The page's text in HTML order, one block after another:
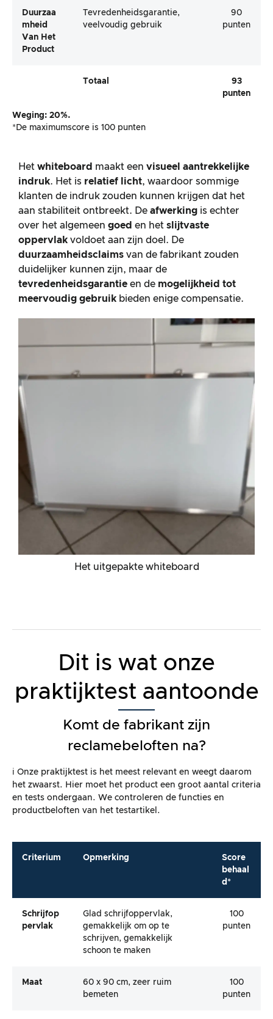
Duurzaa
Mheid
Van Het
Product
Tevredenheidsgarantie,
veelvoudig gebruik
90
punten
Totaal
93
punten
Weging: 20%.
*De maximumscore is 100 punten
Het uitgepakte whiteboard
Het whiteboard maakt een visueel aantrekkelijke
indruk. Het is relatief licht, waardoor sommige
klanten de indruk zouden kunnen krijgen dat het
aan stabiliteit ontbreekt. De afwerking is echter
over het algemeen goed en het slijtvaste
oppervlak voldoet aan zijn doel. De
duurzaamheidsclaims van de fabrikant zouden
duidelijker kunnen zijn, maar de
tevredenheidsgarantie en de mogelijkheid tot
meervoudig gebruik bieden enige compensatie.
Dit is wat onze
praktijktest aantoonde
Komt de fabrikant zijn
reclamebeloften na?
ℹ️ Onze praktijktest is het meest relevant en weegt daarom
het zwaarst. Hier moet het product een groot aantal criteria
en tests ondergaan. We controleren de functies en
productbeloften van het testartikel.
Criterium Opmerking
Score
behaal
d*
Schrijfop
Pervlak
Glad schrijfoppervlak,
gemakkelijk om op te
schrijven, gemakkelijk
schoon te maken
100
punten
Maat
60 x 90 cm, zeer ruim
bemeten
100
punten